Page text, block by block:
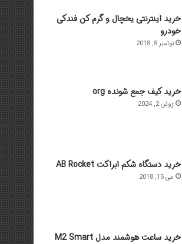
خرید اینترنتی یخچال و گرم کن فندکی
خودرو
نوامبر 8, 2018
خرید کیف جمع شونده org
ژوئن 2, 2024
خرید دستگاه شکم ابراکت AB Rocket
می 15, 2018
خرید ساعت هوشمند مدل M2 Smart